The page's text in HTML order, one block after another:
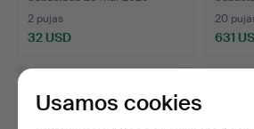
2 pujas
32 USD
20
631
Usamos cookies